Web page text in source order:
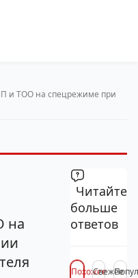
и ТОО на спецрежиме при
на
Читайте
больше
ответов
ПохожееСвежее